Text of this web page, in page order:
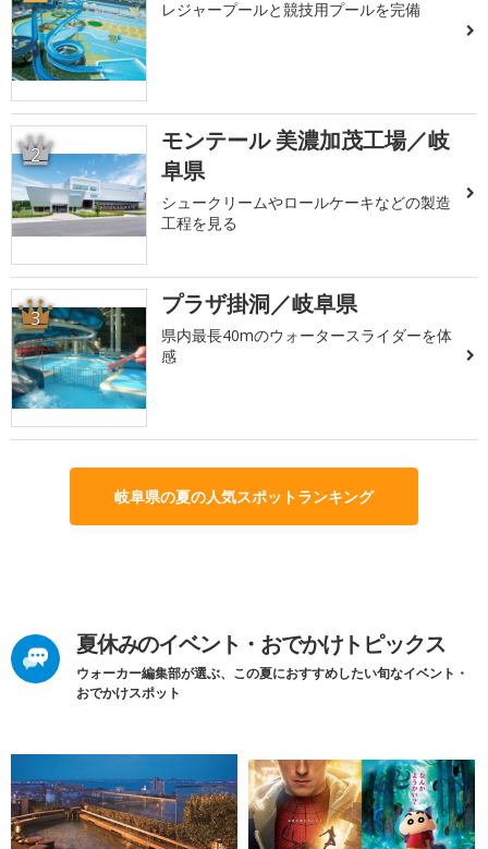
レジャープールと競技用プールを完備
2
モンテール 美濃加茂工場／岐
阜県
シュークリームやロールケーキなどの製造
工程を見る
3 プラザ掛洞／岐阜県
県内最長40mのウォータースライダーを体
感
岐阜県の夏の人気スポットランキング
夏休みのイベント・おでかけトピックス
ウォーカー編集部が選ぶ、この夏におすすめしたい旬なイベント・
おでかけスポット